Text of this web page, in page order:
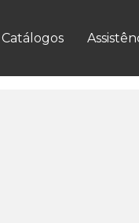
Catálogos
VER MAIS